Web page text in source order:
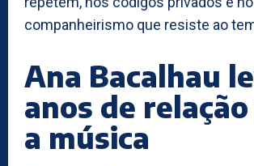
companheirismo que resiste ao
Ana Bacalhau
anos de
a música